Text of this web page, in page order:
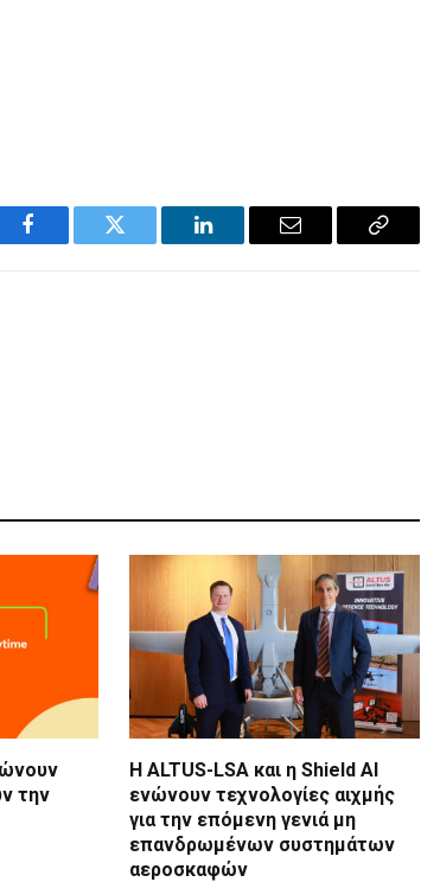
Facebook Twitter LinkedIn Email
Copy
την
Η ALTUS-LSA και η Shield AI
ενώνουν τεχνολογίες αιχμής
για την επόμενη γενιά μη
επανδρωμένων συστημάτων
αεροσκαφών